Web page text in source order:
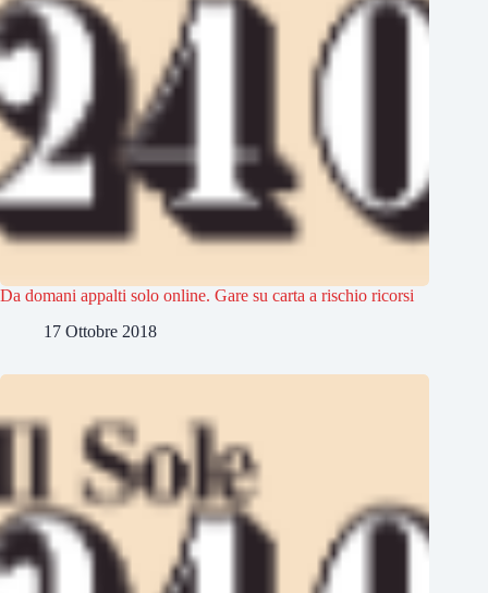
Da domani appalti solo online. Gare su carta a rischio ricorsi
17 Ottobre 2018